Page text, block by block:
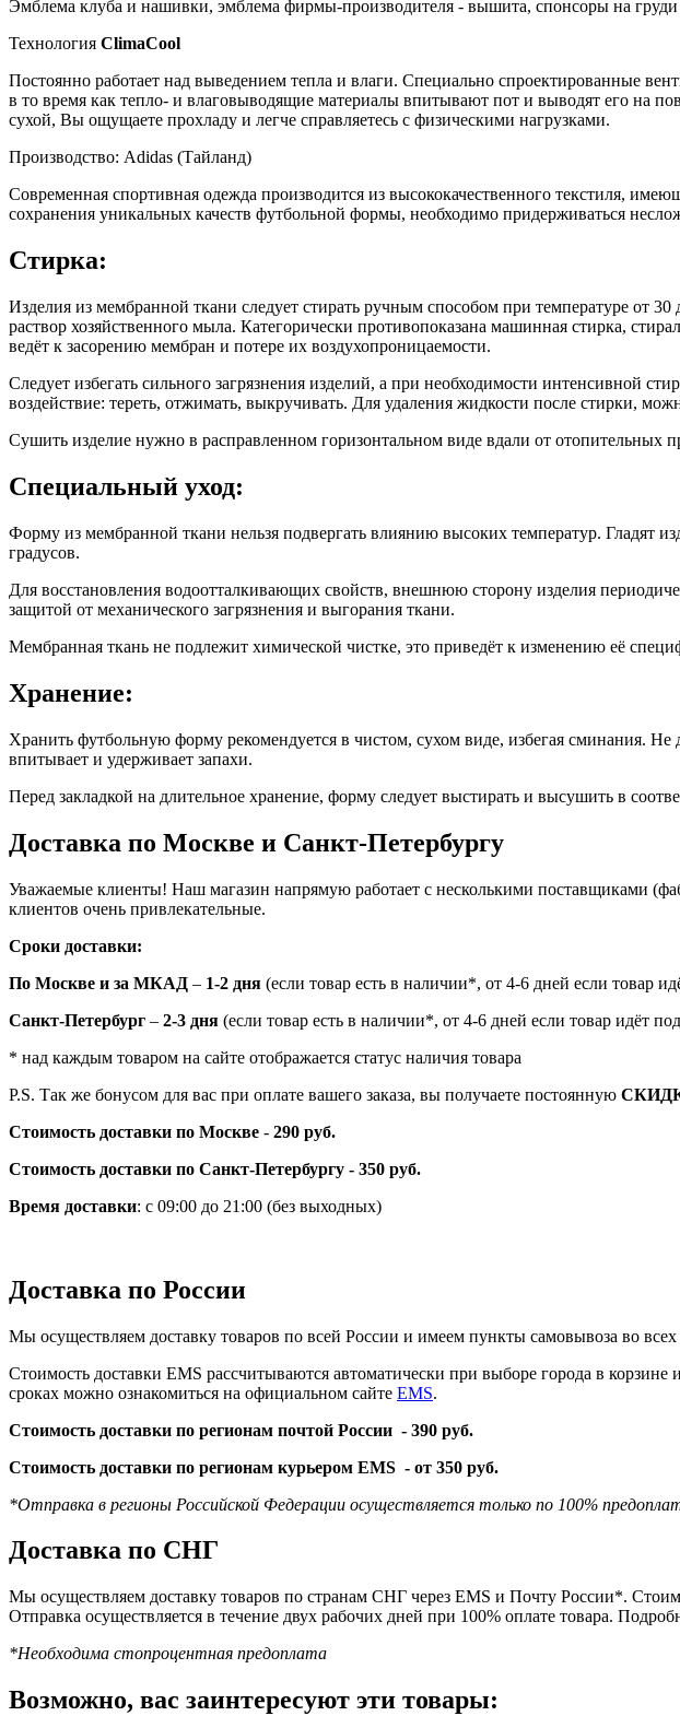
Эмблема клуба и нашивки, эмблема фирмы-производителя - вышита, спонсоры на груди
Технология ClimaCool
Постоянно работает над выведением тепла и влаги. Специально спроектированные
в то время как тепло- и влаговыводящие материалы впитывают пот и выводят его на
сухой, Вы ощущаете прохладу и легче справляетесь с физическими нагрузками.
Производство: Adidas (Тайланд)
Современная спортивная одежда производится из высококачественного текстиля,
сохранения уникальных качеств футбольной формы, необходимо придерживаться
Стирка:
Изделия из мембранной ткани следует стирать ручным способом при температуре от
раствор хозяйственного мыла. Категорически противопоказана машинная стирка,
ведёт к засорению мембран и потере их воздухопроницаемости.
Следует избегать сильного загрязнения изделий, а при необходимости интенсивной
воздействие: тереть, отжимать, выкручивать. Для удаления жидкости после стирки,
Сушить изделие нужно в расправленном горизонтальном виде вдали от отопительных
Специальный уход:
Форму из мембранной ткани нельзя подвергать влиянию высоких температур. Гладят
градусов.
Для восстановления водоотталкивающих свойств, внешнюю сторону изделия
защитой от механического загрязнения и выгорания ткани.
Мембранная ткань не подлежит химической чистке, это приведёт к изменению её
Хранение:
Хранить футбольную форму рекомендуется в чистом, сухом виде, избегая сминания.
впитывает и удерживает запахи.
Перед закладкой на длительное хранение, форму следует выстирать и высушить в
Доставка по Москве и Санкт-Петербургу
Уважаемые клиенты! Наш магазин напрямую работает с несколькими поставщиками
клиентов очень привлекательные.
Сроки доставки:
По Москве и за МКАД – 1-2 дня (если товар есть в наличии*, от 4-6 дней если товар
Санкт-Петербург – 2-3 дня (если товар есть в наличии*, от 4-6 дней если товар идёт под
* над каждым товаром на сайте отображается статус наличия товара
P.S. Так же бонусом для вас при оплате вашего заказа, вы получаете постоянную
Стоимость доставки по Москве - 290 руб.
Стоимость доставки по Санкт-Петербургу - 350 руб.
Время доставки: с 09:00 до 21:00 (без выходных)
Доставка по России
Мы осуществляем доставку товаров по всей России и имеем пункты самовывоза во
Стоимость доставки EMS рассчитываются автоматически при выборе города в
сроках можно ознакомиться на официальном сайте EMS.
Стоимость доставки по регионам почтой России - 390 руб.
Стоимость доставки по регионам курьером EMS - от 350 руб.
*Отправка в регионы Российской Федерации осуществляется только по 100%
Доставка по СНГ
Мы осуществляем доставку товаров по странам СНГ через EMS и Почту России*.
Отправка осуществляется в течение двух рабочих дней при 100% оплате товара.
*Необходима стопроцентная предоплата
Возможно, вас заинтересуют эти товары: